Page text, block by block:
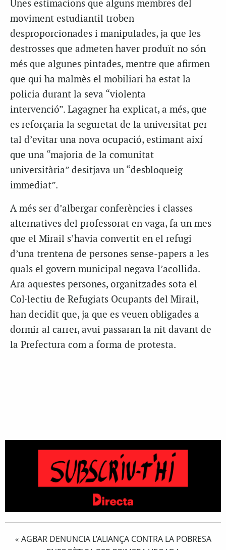
Unes estimacions que alguns membres del
moviment estudiantil troben
desproporcionades i manipulades, ja que les
destrosses que admeten haver produït no són
més que algunes pintades, mentre que afirmen
que qui ha malmès el mobiliari ha estat la
policia durant la seva “violenta
intervenció”. Lagagner ha explicat, a més, que
es reforçaria la seguretat de la universitat per
tal d’evitar una nova ocupació, estimant així
que una “majoria de la comunitat
universitària” desitjava un “desbloqueig
immediat”.
A més ser d’albergar conferències i classes
alternatives del professorat en vaga, fa un mes
que el Mirail s’havia convertit en el refugi
d’una trentena de persones sense-papers a les
quals el govern municipal negava l’acollida.
Ara aquestes persones, organitzades sota el
Col·lectiu de Refugiats Ocupants del Mirail,
han decidit que, ja que es veuen obligades a
dormir al carrer, avui passaran la nit davant de
la Prefectura com a forma de protesta.
« AGBAR DENUNCIA L’ALIANÇA CONTRA LA POBRESA